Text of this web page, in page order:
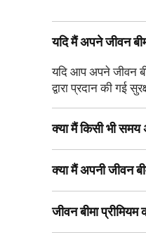
यदि मैं अपने जीवन
यदि आप अपने जीवन
द्वारा प्रदान की गई
क्या मैं किसी भी समय
क्या मैं अपनी जीवन
जीवन बीमा